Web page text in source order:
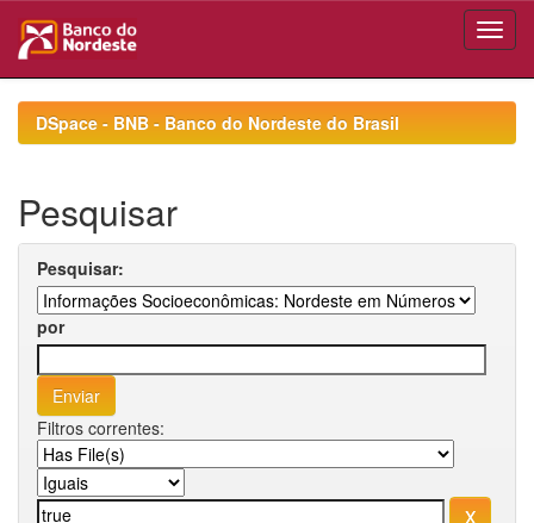
navigationDSpace - BNB - Banco do Nordeste do Brasil
Pesquisar
Pesquisar:
por
Filtros correntes: